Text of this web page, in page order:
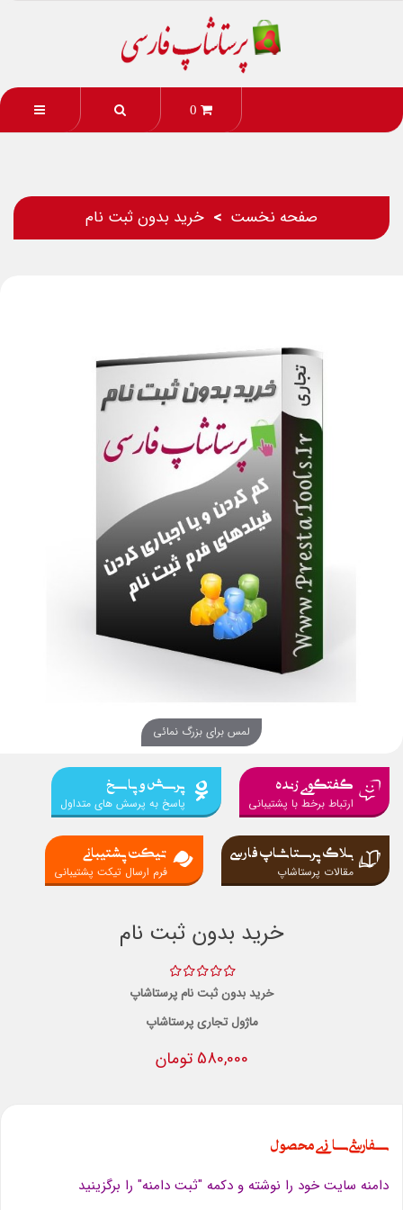
0
صفحه نخست خرید بدون ثبت نام
لمس برای بزرگ نمائی
گفتگوی زنده
ارتباط برخط با پشتیبانی
پرسش و پاسخ
پاسخ به پرسش های متداول
بلاگ پرستاشاپ فارسی
مقالات پرستاشاپ
تیکت پشتیبانی
فرم ارسال تیکت پشتیبانی
خرید بدون ثبت نام
خرید بدون ثبت نام پرستاشاپ
ماژول تجاری پرستاشاپ
580,000 تومان
سفارشی سازی محصول
دامنه سایت خود را نوشته و دکمه "ثبت دامنه" را برگزینید